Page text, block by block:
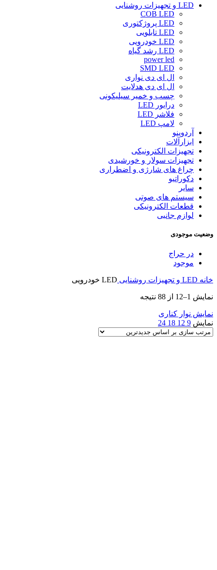
LED و تجهیزات روشنایی
COB LED
LED پروژکتوری
LED تابلویی
LED خودرویی
LED رشد گیاه
power led
SMD LED
ال ای دی نواری
ال ای دی هدلایت
چسب و خمیر سیلیکونی
درایور LED
فلاشر LED
لامپ LED
آردوینو
ابزارآلات
تجهیزات الکترونیکی
تجهیزات سولار و خورشیدی
چراغ های شارژی و اضطراری
دکوراتیو
سایر
سیستم های صوتی
قطعات الکترونیکی
لوازم جانبی
وضعیت موجودی
در حراج
موجود
خانه LED و تجهیزات روشنایی LED خودرویی
نمایش 1–12 از 88 نتیجه
نمایش نوار کناری
نمایش 9
12
18
24